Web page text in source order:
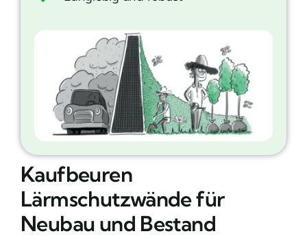
Kaufbeuren
Lärmschutzwände für
Neubau und Bestand